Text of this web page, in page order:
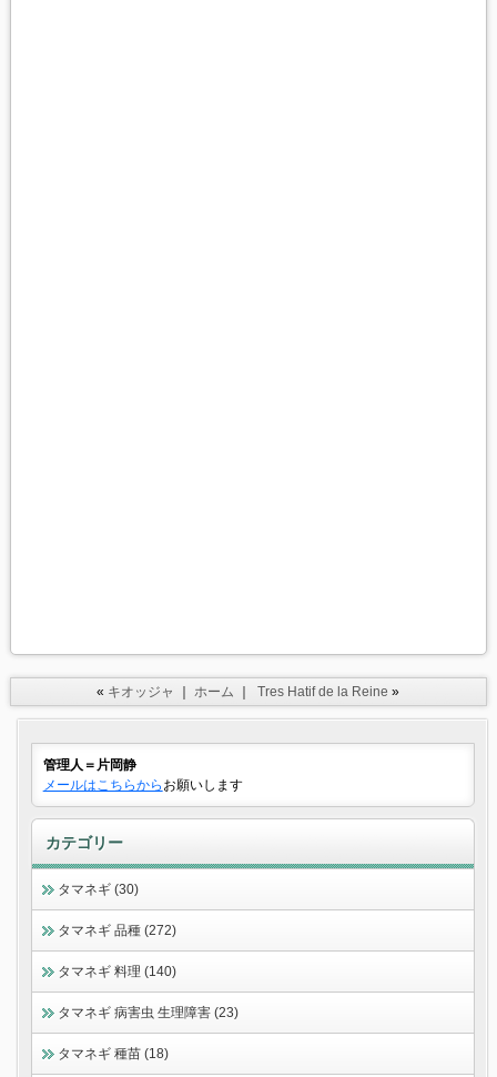
« キオッジャ ｜ホーム ｜Tres Hatif de la Reine »
管理人＝片岡静
メールはこちらから お願いします
カテゴリー
タマネギ (30)
タマネギ 品種 (272)
タマネギ 料理 (140)
タマネギ 病害虫 生理障害 (23)
タマネギ 種苗 (18)